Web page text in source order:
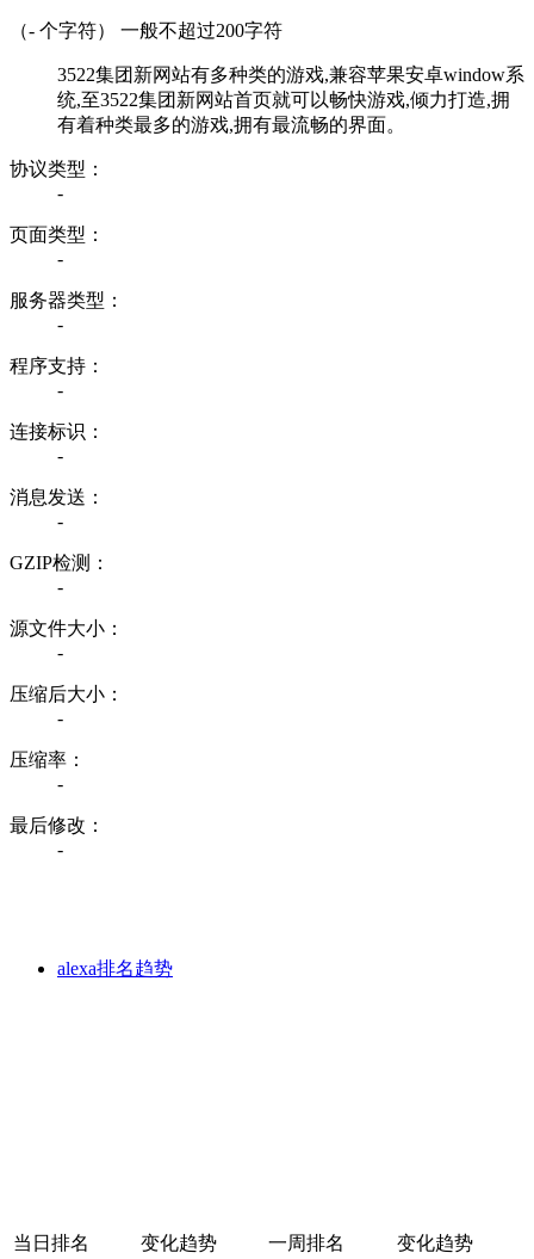
（- 个字符） 一般不超过200字符
3522集团新网站有多种类的游戏,兼容苹果安卓window系
统,至3522集团新网站首页就可以畅快游戏,倾力打造,拥
有着种类最多的游戏,拥有最流畅的界面。
协议类型：
-
页面类型：
-
服务器类型：
-
程序支持：
-
连接标识：
-
消息发送：
-
GZIP检测：
-
源文件大小：
-
压缩后大小：
-
压缩率：
-
最后修改：
-
alexa排名趋势
当日排名 变化趋势 一周排名
变化趋势